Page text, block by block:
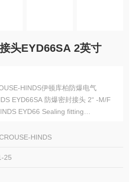
头EYD66SA 2英寸
HINDS伊顿库柏防爆电气
EYD66SA 防爆密封接头 2“ -M/F
EYD66 Sealing fitting
总代理-Kunshan Beiyuan Electric
HINDS
25